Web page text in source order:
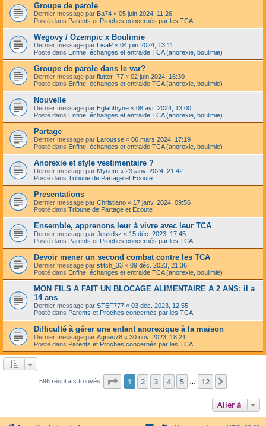
Groupe de parole
Dernier message par Ba74 « 05 juin 2024, 11:26
Posté dans Parents et Proches concernés par les TCA
Wegovy / Ozempic x Boulimie
Dernier message par LisaP « 04 juin 2024, 13:11
Posté dans Enfine, échanges et entraide TCA (anorexie, boulimie)
Groupe de parole dans le var?
Dernier message par flutter_77 « 02 juin 2024, 16:30
Posté dans Enfine, échanges et entraide TCA (anorexie, boulimie)
Nouvelle
Dernier message par Eglanthyne « 08 avr. 2024, 13:00
Posté dans Enfine, échanges et entraide TCA (anorexie, boulimie)
Partage
Dernier message par Larousse « 06 mars 2024, 17:19
Posté dans Enfine, échanges et entraide TCA (anorexie, boulimie)
Anorexie et style vestimentaire ?
Dernier message par Myriem « 23 janv. 2024, 21:42
Posté dans Tribune de Partage et Ecoute
Presentations
Dernier message par Christiano « 17 janv. 2024, 09:56
Posté dans Tribune de Partage et Ecoute
Ensemble, apprenons leur à vivre avec leur TCA
Dernier message par Jessdsz « 15 déc. 2023, 17:45
Posté dans Parents et Proches concernés par les TCA
Devoir mener un second combat contre les TCA
Dernier message par stitch_33 « 09 déc. 2023, 21:36
Posté dans Enfine, échanges et entraide TCA (anorexie, boulimie)
MON FILS A FAIT UN BLOCAGE ALIMENTAIRE A 2 ANS: il a
14 ans
Dernier message par STEF777 « 03 déc. 2023, 12:55
Posté dans Parents et Proches concernés par les TCA
Difficulté à gérer une enfant anorexique à la maison
Dernier message par Agnes78 « 30 nov. 2023, 18:21
Posté dans Parents et Proches concernés par les TCA
596 résultats trouvés Page 1sur12
1 2 3 4 5 12
Aller à